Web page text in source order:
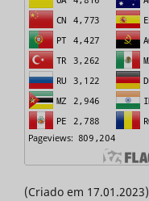
(Criado em 17.01.2023)